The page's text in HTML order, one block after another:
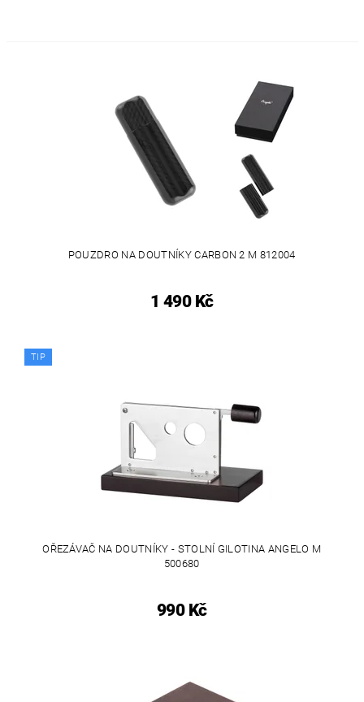
POUZDRO NA DOUTNÍKY CARBON 2 M 812004
1 490 Kč
TIP
OŘEZÁVAČ NA DOUTNÍKY - STOLNÍ GILOTINA ANGELO M
500680
990 Kč